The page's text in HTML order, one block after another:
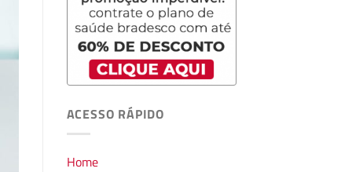
ACESSO RÁPIDO
Home